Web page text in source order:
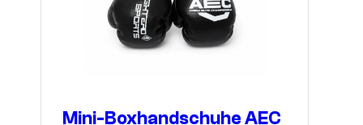
Mini-Boxhandschuhe AEC